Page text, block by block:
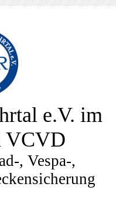
e.V. im
VCVD
, Vespa-,